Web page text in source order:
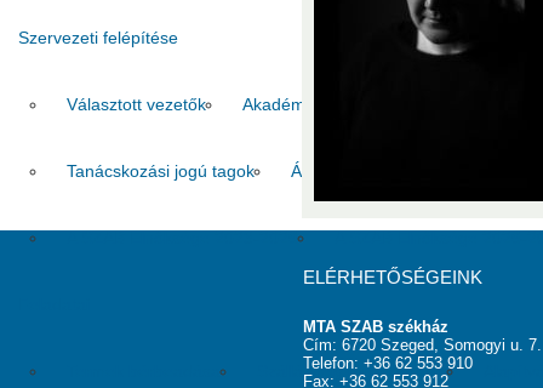
Szervezeti felépítése
Választott vezetők Akadémikusok
Tanácskozási jogú tagok Állandó meghívottak
A SZAB Elnöksége 2023-2026
Termek bérbeadása Szálláshely működtetése
ELÉRHETŐSÉGEINK
MTA SZAB székház
Cím: 6720 Szeged, Somogyi u. 7.
Telefon: +36 62 553 910
Fax: +36 62 553 912